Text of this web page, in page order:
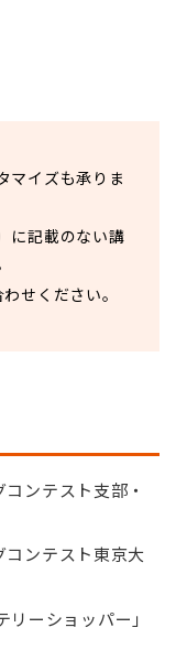
マイズも承りま
に記載のない講
せください。
ンテスト支部・
コンテスト東京大
リーショッパー」